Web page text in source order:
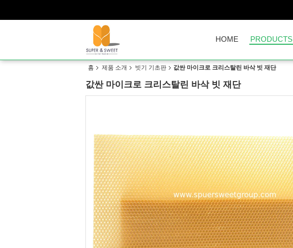
HOME PRODUCTS
홈 제품 소개 빗기 기초판 값싼 마이크로 크리스탈린 바삭 빗 재단
값싼 마이크로 크리스탈린 바삭 빗 재단